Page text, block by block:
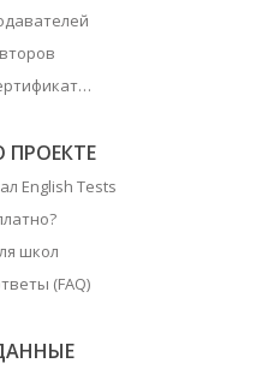
English Tests
школ
(FAQ)